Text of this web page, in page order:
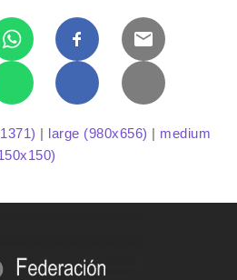
| large (980x656) | medium